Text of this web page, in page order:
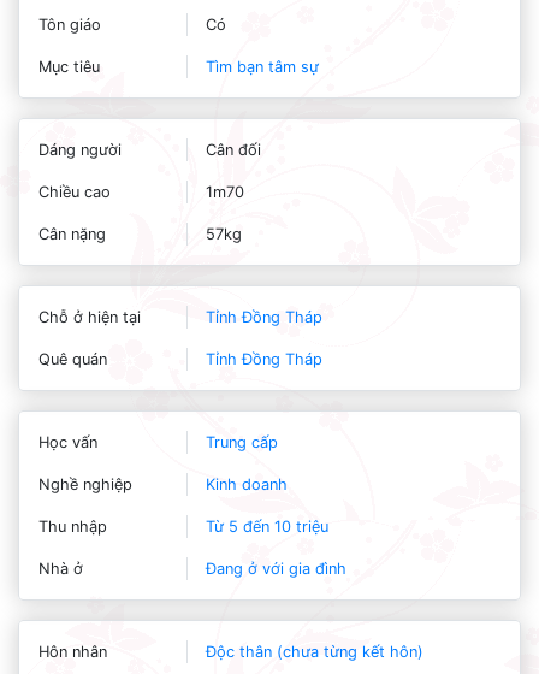
Tôn giáo Có
Mục tiêu Tìm bạn tâm sự
Dáng người Cân đối
Chiều cao 1m70
Cân nặng 57kg
Chỗ ở hiện tại Tỉnh Đồng Tháp
Quê quán Tỉnh Đồng Tháp
Học vấn Trung cấp
Nghề nghiệp Kinh doanh
Thu nhập Từ 5 đến 10 triệu
Nhà ở Đang ở với gia đình
Hôn nhân Độc thân (chưa từng kết hôn)